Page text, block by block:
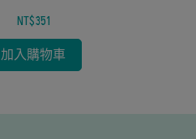
NT$351
加入購物車